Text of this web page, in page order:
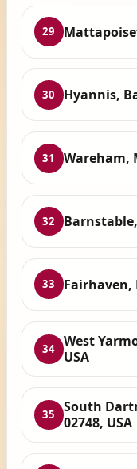
29
30 Hyannis,
31 Wareham,
32
33 Fairhaven,
34 West
USA
35
South
02748, USA